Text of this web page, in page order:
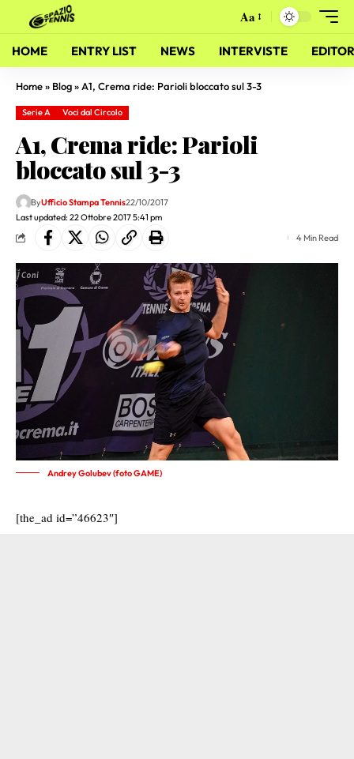
Aa
HOME ENTRY LIST NEWS INTERVISTE
Home» Blog» A1, Crema ride: Parioli bloccato sul 3-3
Serie A Voci dal Circolo
A1, Crema ride: Parioli
bloccato sul 3-3
Last updated: 22 Ottobre 2017 5:41 pm
ByUfficio Stampa Tennis22/10/2017
4 Min Read
Andrey Golubev (foto GAME)
[the_ad id=”46623″]